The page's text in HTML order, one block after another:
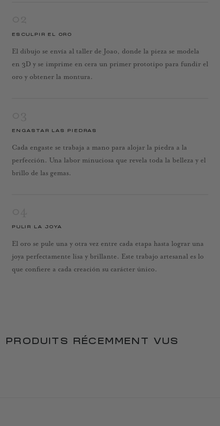
ESCULPIR EL ORO
El dibujo se envía al taller de Joao, donde la pieza se modela
en 3D y se imprime en cera un primer prototipo para fundir el
oro y obtener la montura.
ENGASTAR LAS PIEDRAS
Cada engaste se trabaja a mano para alojar la piedra a la
perfección. Una labor minuciosa que revela toda la belleza y el
brillo de las gemas.
PULIR LA JOYA
El oro se pule una y otra vez entre cada etapa hasta lograr una
joya perfectamente lisa y brillante. Este trabajo artesanal es lo
que confiere a cada creación su carácter único.
PRODUITS RÉCEMMENT VUS